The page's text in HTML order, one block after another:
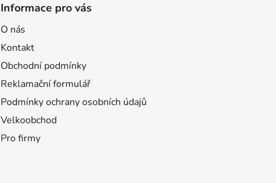
Informace pro vás
O nás
Kontakt
Obchodní podmínky
Reklamační formulář
Podmínky ochrany osobních údajů
Velkoobchod
Pro firmy